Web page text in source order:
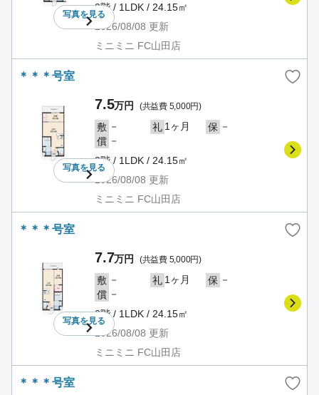
写真を見る
3階 / 1LDK / 24.15㎡
2026/08/08 更新
ミニミニ FC山田店
＊＊＊号室
写真を見る
7.5万円 (共益費 5,000円)
敷 － 礼 1ヶ月 保 －
償 －
3階 / 1LDK / 24.15㎡
2026/08/08 更新
ミニミニ FC山田店
＊＊＊号室
写真を見る
7.7万円 (共益費 5,000円)
敷 － 礼 1ヶ月 保 －
償 －
3階 / 1LDK / 24.15㎡
2026/08/08 更新
ミニミニ FC山田店
＊＊＊号室